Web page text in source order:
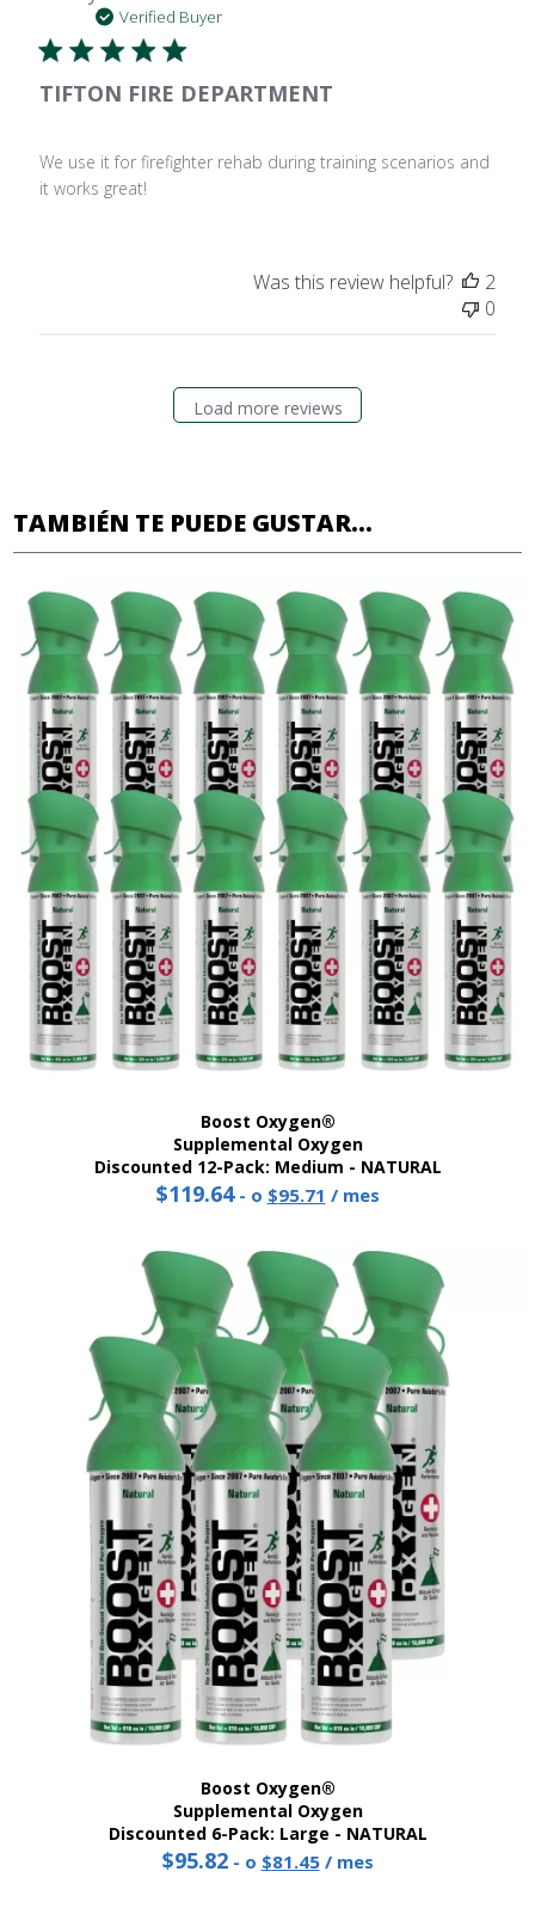
Verified Buyer
TIFTON FIRE DEPARTMENT
We use it for firefighter rehab during training scenarios and
it works great!
Was this review helpful?
2
0
Load more reviews
TAMBIÉN TE PUEDE GUSTAR...
Boost Oxygen®
Supplemental Oxygen
Discounted 12-Pack: Medium - NATURAL
$119.64 - o Precio
$95.71 El
es:
95,71
dólares.
/ mes
Boost Oxygen®
Supplemental Oxygen
Discounted 6-Pack: Large - NATURAL
$95.82 - o Original
$81.45Current
/ mes